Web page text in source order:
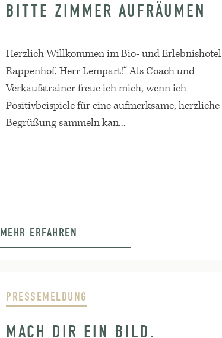
BITTE ZIMMER AUFRÄUMEN
Herzlich Willkommen im Bio- und Erlebnishotel
Rappenhof, Herr Lempart!“ Als Coach und
Verkaufstrainer freue ich mich, wenn ich
Positivbeispiele für eine aufmerksame, herzliche
Begrüßung sammeln kan...
MEHR ERFAHREN
PRESSEMELDUNG
MACH DIR EIN BILD.